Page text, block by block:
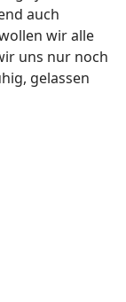
auch
wir alle
uns nur noch
gelassen